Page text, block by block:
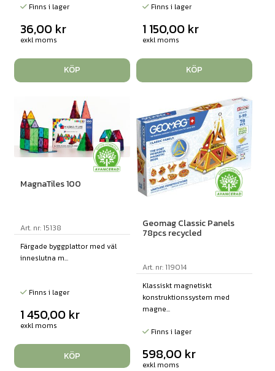
Finns i lager
36,00 kr
exkl moms
KÖP
Finns i lager
1 150,00 kr
exkl moms
KÖP
MagnaTiles 100
Art. nr: 15138
Färgade byggplattor med väl
inneslutna m...
Finns i lager
1 450,00 kr
exkl moms
KÖP
Geomag Classic Panels
78pcs recycled
Art. nr: 119014
Klassiskt magnetiskt
konstruktionssystem med
magne...
Finns i lager
598,00 kr
exkl moms